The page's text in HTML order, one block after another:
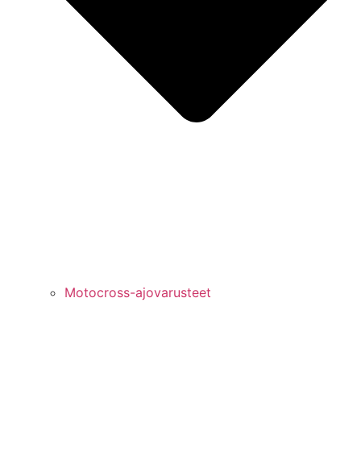
Motocross-ajovarusteet